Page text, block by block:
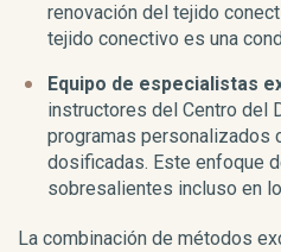
renovación del tejido
tejido conectivo es una
Equipo de especialistas
instructores del Centro del
programas personalizados
dosificadas. Este enfoque
sobresalientes incluso en
La combinación de métodos